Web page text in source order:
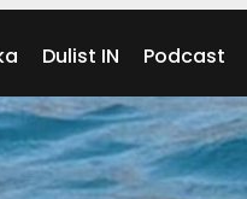
Dulist IN Podcast